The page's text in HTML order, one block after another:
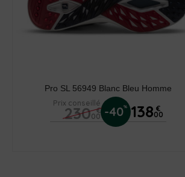
Pro SL 56949 Blanc Bleu Homme
Prix conseillé
230 €
00 -40% 138 €
00